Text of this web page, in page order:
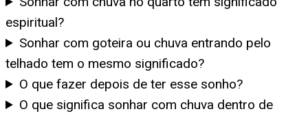
espiritual?
Sonhar com goteira ou chuva entrando pelo
telhado tem o mesmo significado?
O que fazer depois de ter esse sonho?
O que significa sonhar com chuva dentro de